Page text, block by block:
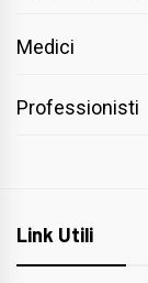
Medici
Professionisti
Link Utili